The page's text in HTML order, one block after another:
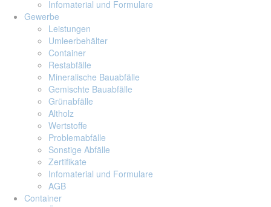
Infomaterial und Formulare
Gewerbe
Leistungen
Umleerbehälter
Container
Restabfälle
Mineralische Bauabfälle
Gemischte Bauabfälle
Grünabfälle
Altholz
Wertstoffe
Problemabfälle
Sonstige Abfälle
Zertifikate
Infomaterial und Formulare
AGB
Container